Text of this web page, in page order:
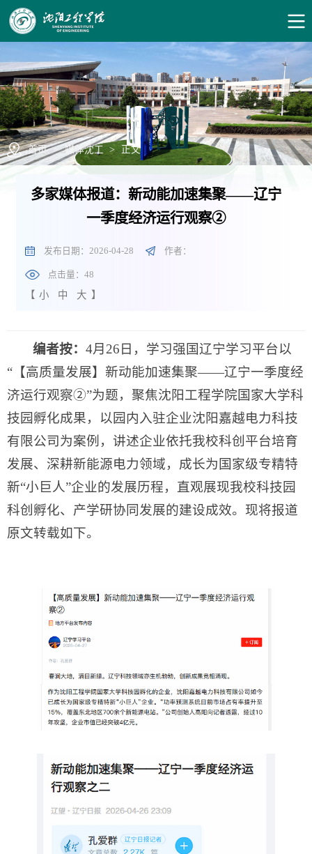
首页 > 媒体沈工 > 正文
多家媒体报道：新动能加速集聚——辽宁
一季度经济运行观察②
发布日期：2026-04-28 作者：
点击量：48
【 小 中 大 】
编者按：4月26日，学习强国辽宁学习平台以
“【高质量发展】新动能加速集聚——辽宁一季度经
济运行观察②”为题，聚焦沈阳工程学院国家大学科
技园孵化成果，以园内入驻企业沈阳嘉越电力科技
有限公司为案例，讲述企业依托我校科创平台培育
发展、深耕新能源电力领域，成长为国家级专精特
新“小巨人”企业的发展历程，直观展现我校科技园
科创孵化、产学研协同发展的建设成效。现将报道
原文转载如下。